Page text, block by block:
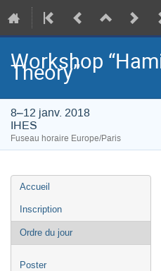
Workshop
Theory”
8–12 janv. 2018
IHES
Fuseau horaire Europe/Paris
Menu
de
l'événement
Accueil
Inscription
Ordre du jour
Poster